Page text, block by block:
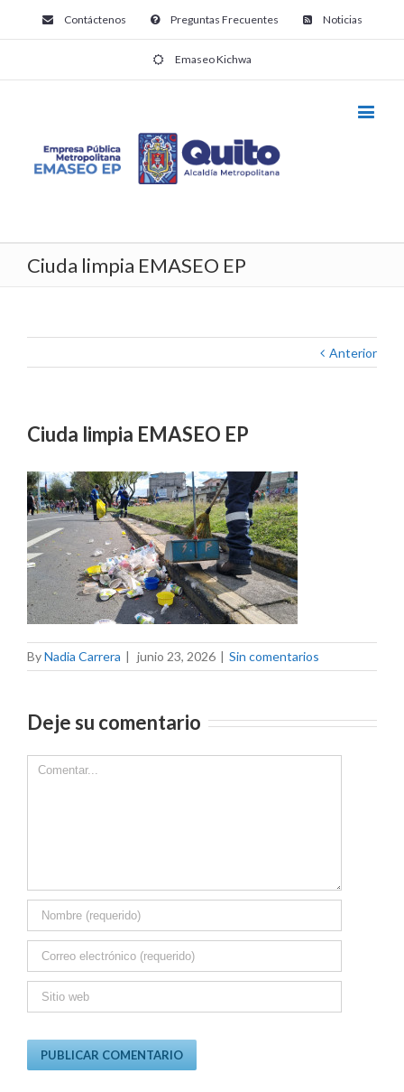
Contáctenos Preguntas Frecuentes Noticias
Emaseo Kichwa
Ciuda limpia EMASEO EP
Anterior
Ciuda limpia EMASEO EP
ByNadia Carrera | junio 23, 2026 | Sin comentarios
Deje su comentario
Comment